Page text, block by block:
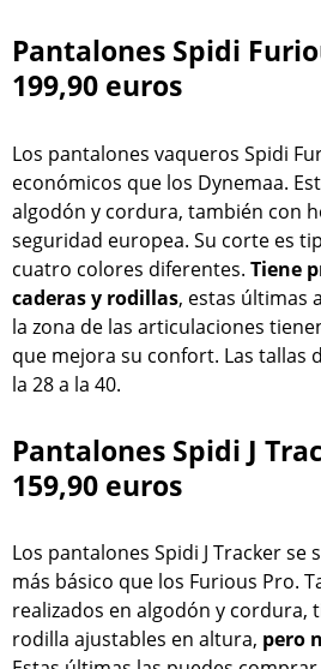
Pantalones Spidi
199,90 euros
Los pantalones vaqueros Spidi
económicos que los Dynemaa.
algodón y cordura, también con
seguridad europea. Su corte es
cuatro colores diferentes. Tiene
caderas y rodillas, estas últimas
la zona de las articulaciones
que mejora su confort. Las tallas
la 28 a la 40.
Pantalones Spidi J
159,90 euros
Los pantalones Spidi J Tracker
más básico que los Furious Pro.
realizados en algodón y cordura,
rodilla ajustables en altura, pero